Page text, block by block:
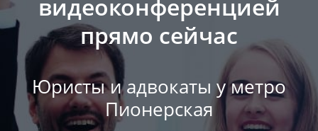
видеоконференцией
прямо сейчас
Юристы и адвокаты у метро
Пионерская